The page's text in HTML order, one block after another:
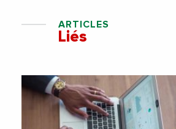
ARTICLES
Liés